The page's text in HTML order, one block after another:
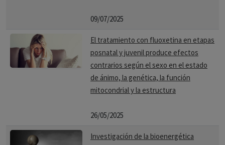
09/07/2025
El tratamiento con fluoxetina en etapas
posnatal y juvenil produce efectos
contrarios según el sexo en el estado
de ánimo, la genética, la función
mitocondrial y la estructura
26/05/2025
Investigación de la bioenergética